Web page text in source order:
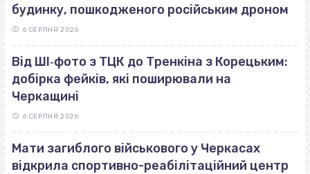
будинку, пошкодженого російським дроном
6 СЕРПНЯ 2026
Від ШІ‐фото з ТЦК до Тренкіна з Корецьким:
добірка фейків, які поширювали на
Черкащині
6 СЕРПНЯ 2026
Мати загиблого військового у Черкасах
відкрила спортивно-реабілітаційний центр